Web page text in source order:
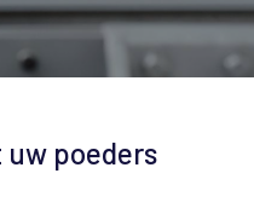
uw poeders